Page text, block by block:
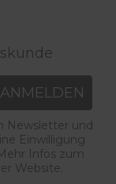
Newsletter und
Einwilligung
Infos zum
Website.